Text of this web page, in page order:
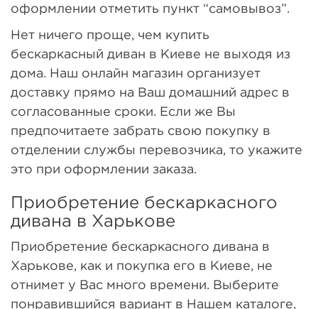
оформлении отметить пункт “самовывоз”.
Нет ничего проще, чем купить
бескаркасный диван в Киеве не выходя из
дома. Наш онлайн магазин организует
доставку прямо на Ваш домашний адрес в
согласованные сроки. Если же Вы
предпочитаете забрать свою покупку в
отделении службы перевозчика, то укажите
это при оформлении заказа.
Приобретение бескаркасного
дивана в Харькове
Приобретение бескаркасного дивана в
Харькове, как и покупка его в Киеве, не
отнимет у Вас много времени. Выберите
понравившийся вариант в Нашем каталоге,